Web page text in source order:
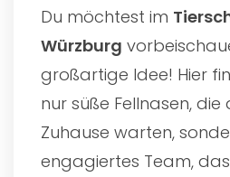
Du möchtest im
Würzburg
großartige Idee! Hier
nur süße Fellnasen, die
Zuhause warten,
engagiertes Team,